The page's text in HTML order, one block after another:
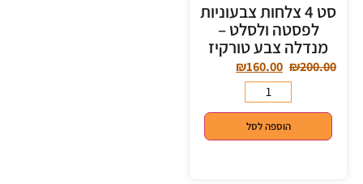
סט 4 צלחות צבעוניות
לפסטה ולסלט –
מנדלה צבע טורקיז
₪200.00
₪160.00
הוספה לסל